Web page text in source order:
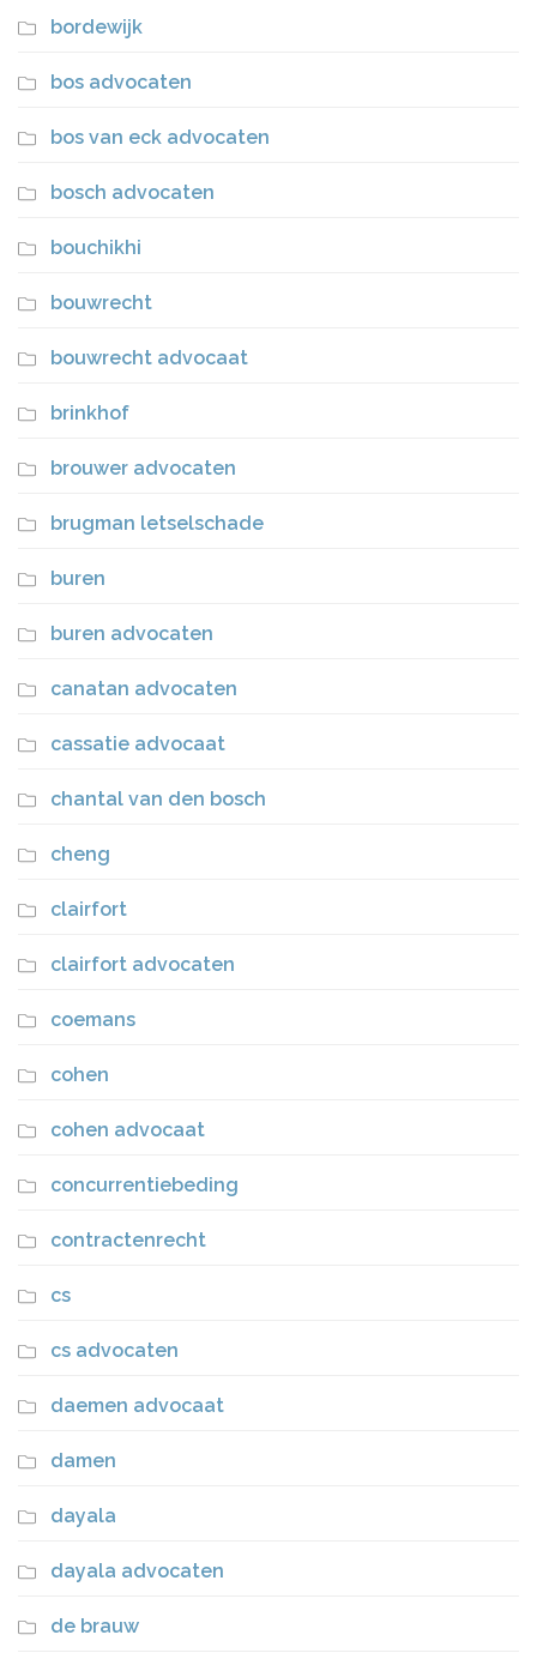
bordewijk
bos advocaten
bos van eck advocaten
bosch advocaten
bouchikhi
bouwrecht
bouwrecht advocaat
brinkhof
brouwer advocaten
brugman letselschade
buren
buren advocaten
canatan advocaten
cassatie advocaat
chantal van den bosch
cheng
clairfort
clairfort advocaten
coemans
cohen
cohen advocaat
concurrentiebeding
contractenrecht
cs
cs advocaten
daemen advocaat
damen
dayala
dayala advocaten
de brauw